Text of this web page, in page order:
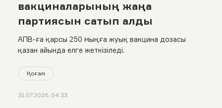
вакциналарының жаңа
партиясын сатып алды
АПВ-ға қарсы 250 мыңға жуық вакцина дозасы
қазан айында елге жеткізіледі.
Қоғам
31.07.2026, 04:33